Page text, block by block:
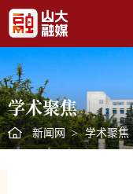
学术聚焦
新闻网 > 学术聚焦